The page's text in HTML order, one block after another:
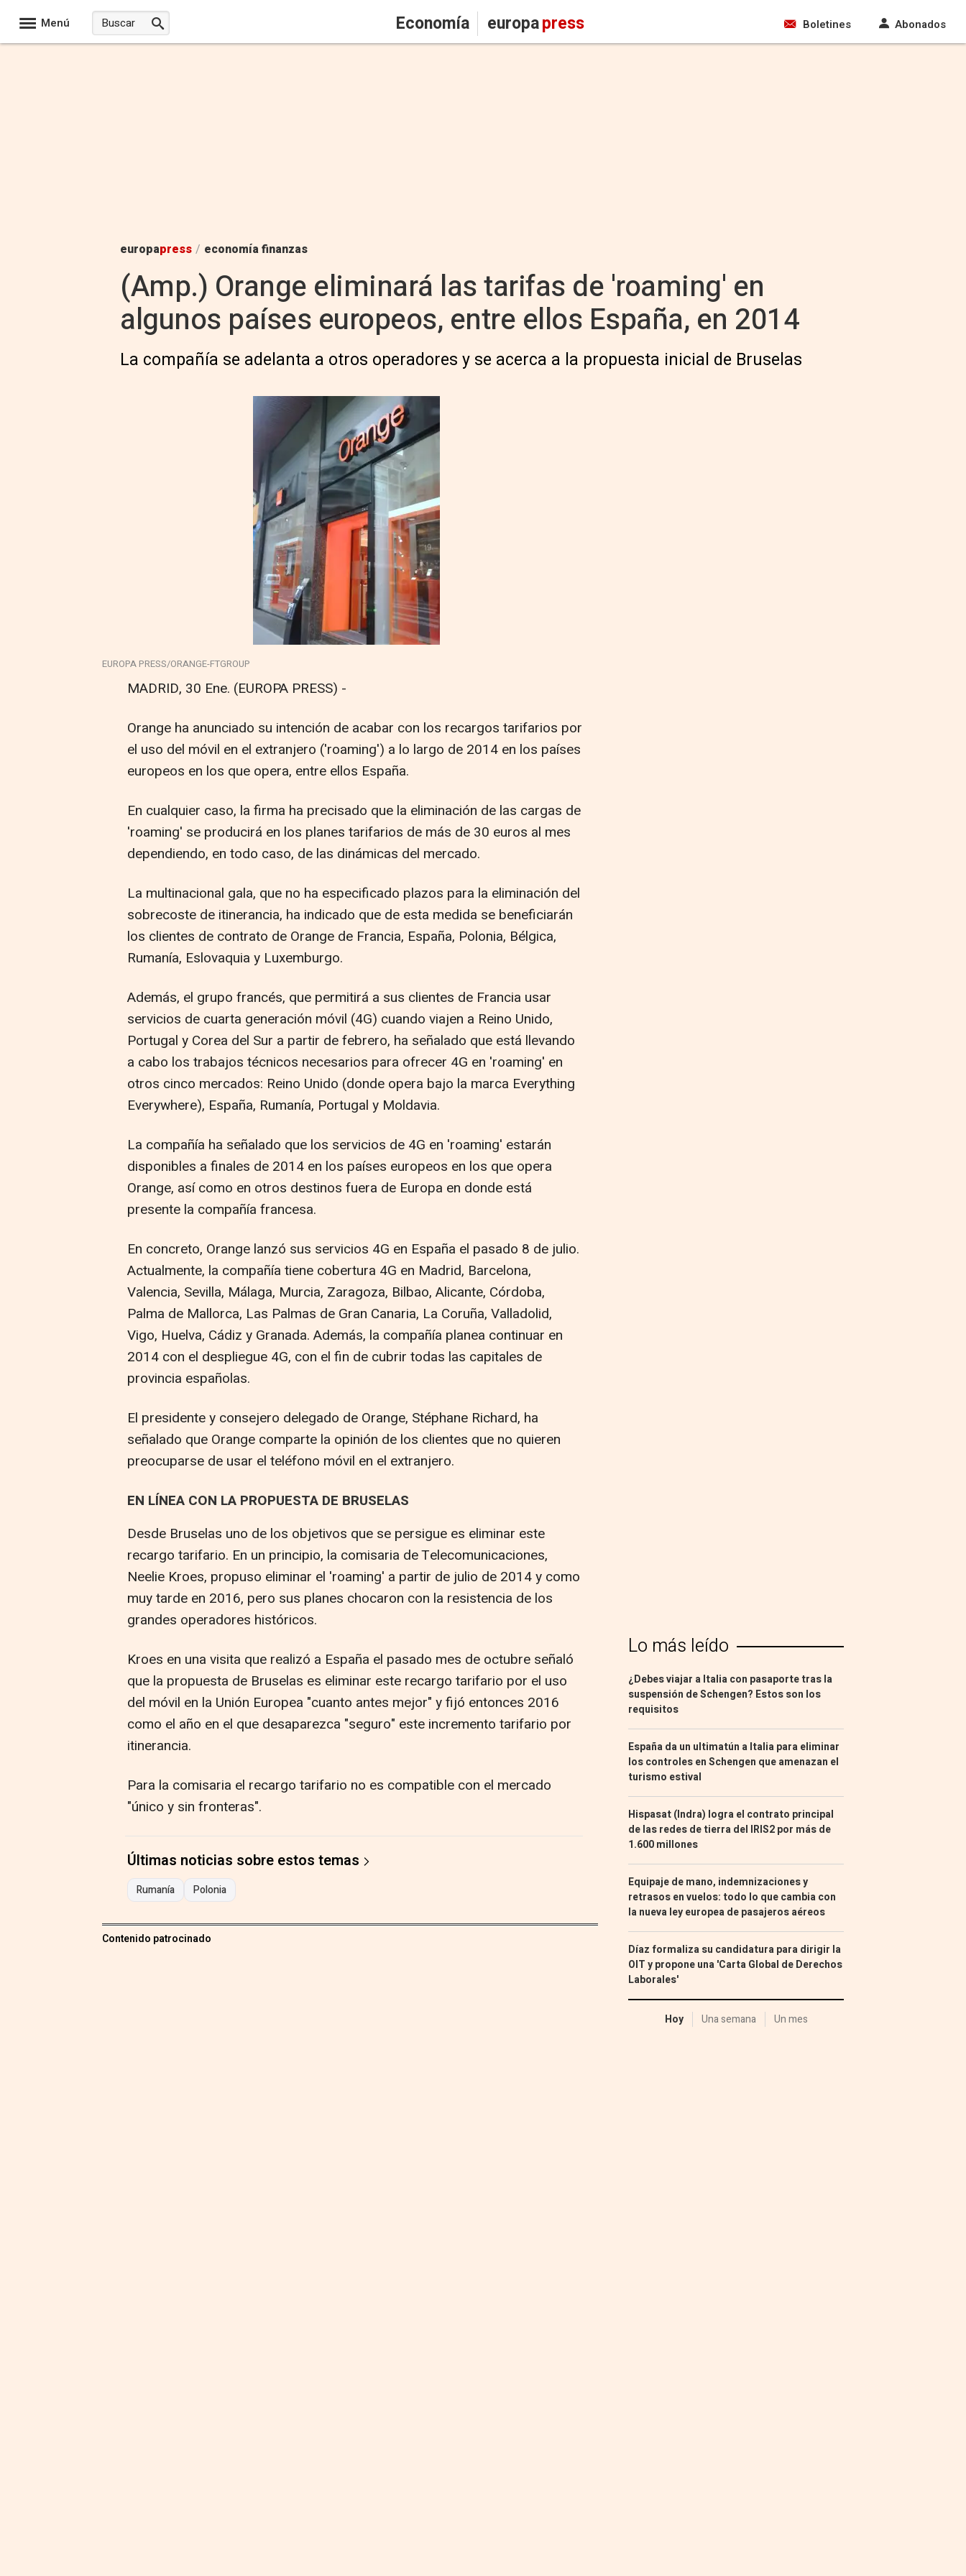
Menú Economía europapress Boletines Abonados
europapress / economía finanzas
(Amp.) Orange eliminará las tarifas de 'roaming' en
algunos países europeos, entre ellos España, en 2014
La compañía se adelanta a otros operadores y se acerca a la propuesta inicial de Bruselas
EUROPA PRESS/ORANGE-FTGROUP
MADRID, 30 Ene. (EUROPA PRESS) -
Orange ha anunciado su intención de acabar con los recargos tarifarios por
el uso del móvil en el extranjero ('roaming') a lo largo de 2014 en los países
europeos en los que opera, entre ellos España.
En cualquier caso, la firma ha precisado que la eliminación de las cargas de
'roaming' se producirá en los planes tarifarios de más de 30 euros al mes
dependiendo, en todo caso, de las dinámicas del mercado.
La multinacional gala, que no ha especificado plazos para la eliminación del
sobrecoste de itinerancia, ha indicado que de esta medida se beneficiarán
los clientes de contrato de Orange de Francia, España, Polonia, Bélgica,
Rumanía, Eslovaquia y Luxemburgo.
Además, el grupo francés, que permitirá a sus clientes de Francia usar
servicios de cuarta generación móvil (4G) cuando viajen a Reino Unido,
Portugal y Corea del Sur a partir de febrero, ha señalado que está llevando
a cabo los trabajos técnicos necesarios para ofrecer 4G en 'roaming' en
otros cinco mercados: Reino Unido (donde opera bajo la marca Everything
Everywhere), España, Rumanía, Portugal y Moldavia.
La compañía ha señalado que los servicios de 4G en 'roaming' estarán
disponibles a finales de 2014 en los países europeos en los que opera
Orange, así como en otros destinos fuera de Europa en donde está
presente la compañía francesa.
En concreto, Orange lanzó sus servicios 4G en España el pasado 8 de julio.
Actualmente, la compañía tiene cobertura 4G en Madrid, Barcelona,
Valencia, Sevilla, Málaga, Murcia, Zaragoza, Bilbao, Alicante, Córdoba,
Palma de Mallorca, Las Palmas de Gran Canaria, La Coruña, Valladolid,
Vigo, Huelva, Cádiz y Granada. Además, la compañía planea continuar en
2014 con el despliegue 4G, con el fin de cubrir todas las capitales de
provincia españolas.
El presidente y consejero delegado de Orange, Stéphane Richard, ha
señalado que Orange comparte la opinión de los clientes que no quieren
preocuparse de usar el teléfono móvil en el extranjero.
EN LÍNEA CON LA PROPUESTA DE BRUSELAS
Desde Bruselas uno de los objetivos que se persigue es eliminar este
recargo tarifario. En un principio, la comisaria de Telecomunicaciones,
Neelie Kroes, propuso eliminar el 'roaming' a partir de julio de 2014 y como
muy tarde en 2016, pero sus planes chocaron con la resistencia de los
grandes operadores históricos.
Kroes en una visita que realizó a España el pasado mes de octubre señaló
que la propuesta de Bruselas es eliminar este recargo tarifario por el uso
del móvil en la Unión Europea "cuanto antes mejor" y fijó entonces 2016
como el año en el que desaparezca "seguro" este incremento tarifario por
itinerancia.
Para la comisaria el recargo tarifario no es compatible con el mercado
"único y sin fronteras".
Últimas noticias sobre estos temas
Rumanía Polonia
Contenido patrocinado
Lo más leído
¿Debes viajar a Italia con pasaporte tras la
suspensión de Schengen? Estos son los
requisitos
España da un ultimatún a Italia para eliminar
los controles en Schengen que amenazan el
turismo estival
Hispasat (Indra) logra el contrato principal
de las redes de tierra del IRIS2 por más de
1.600 millones
Equipaje de mano, indemnizaciones y
retrasos en vuelos: todo lo que cambia con
la nueva ley europea de pasajeros aéreos
Díaz formaliza su candidatura para dirigir la
OIT y propone una 'Carta Global de Derechos
Laborales'
Hoy Una semana Un mes